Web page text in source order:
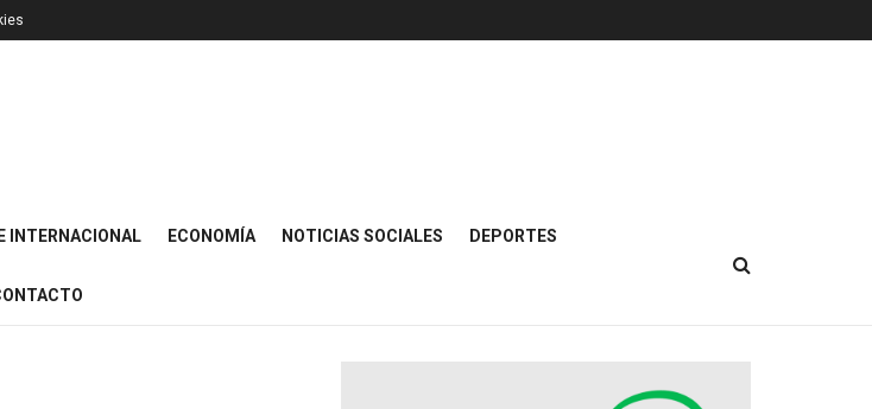
INTERNACIONAL ECONOMÍA NOTICIAS SOCIALES DEPORTES